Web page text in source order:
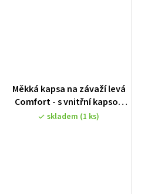
Měkká kapsa na závaží levá
Comfort - s vnitřní kapsou
(max. 4kg) s d-kroužkem,
skladem (1 ks)